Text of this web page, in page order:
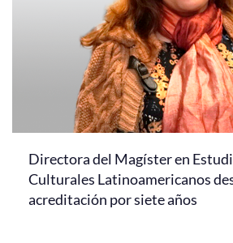
Directora del Magíster en
Culturales Latinoamericanos
acreditación por siete años